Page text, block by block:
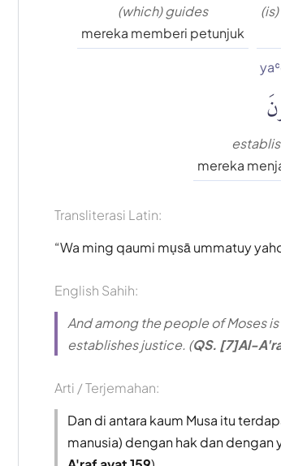
(which) guides
mereka memberi petunjuk
mereka
Transliterasi Latin:
Wa ming qaumi mụsā ummatuy
English Sahih:
And among the people of Moses
establishes justice. (QS. [7]Al-
Arti / Terjemahan:
Dan di antara kaum Musa itu
manusia) dengan hak dan dengan